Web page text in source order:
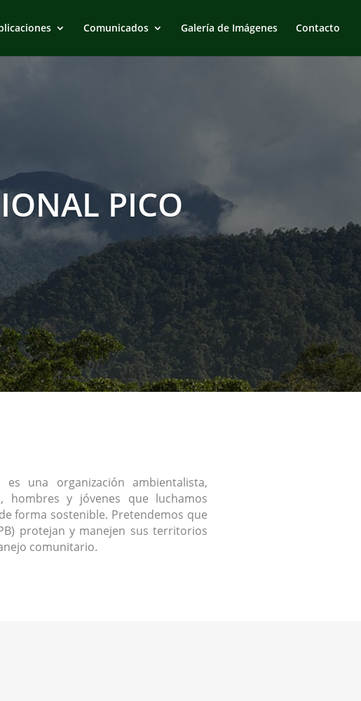
Comunicados Galería de Imágenes Contacto
PICO
es una organización ambientalista,
hombres y jóvenes que luchamos
forma sostenible. Pretendemos que
protejan y manejen sus territorios
comunitario.